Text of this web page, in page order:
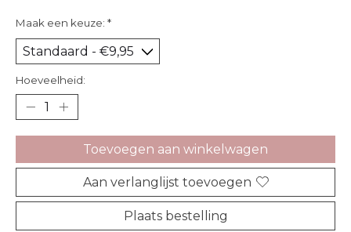
Maak een keuze: *
Hoeveelheid:
Toevoegen aan winkelwagen
Aan verlanglijst toevoegen
Plaats bestelling